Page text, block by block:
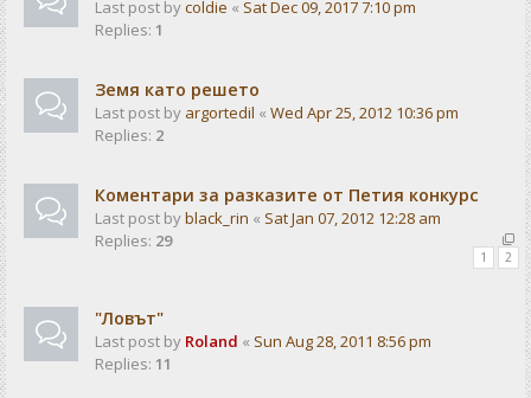
Last post bycoldie « Sat Dec 09, 2017 7:10 pm
Replies: 1
Земя като решето
Last post by argortedil « Wed Apr 25, 2012 10:36 pm
Replies: 2
Коментари за разказите от Петия конкурс
Last post byblack_rin « Sat Jan 07, 2012 12:28 am
Replies: 29
1 2
"Ловът"
Last post by Roland « Sun Aug 28, 2011 8:56 pm
Replies: 11